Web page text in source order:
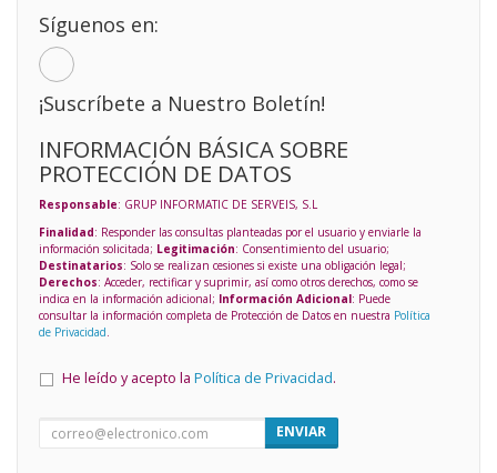
Síguenos en:
¡Suscríbete a Nuestro Boletín!
INFORMACIÓN BÁSICA SOBRE
PROTECCIÓN DE DATOS
Responsable: GRUP INFORMATIC DE SERVEIS, S.L
Finalidad: Responder las consultas planteadas por el usuario y enviarle la
información solicitada; Legitimación: Consentimiento del usuario;
Destinatarios: Solo se realizan cesiones si existe una obligación legal;
Derechos: Acceder, rectificar y suprimir, así como otros derechos, como se
indica en la información adicional; Información Adicional: Puede
consultar la información completa de Protección de Datos en nuestra Política
de Privacidad.
He leído y acepto la Política de Privacidad.
ENVIAR